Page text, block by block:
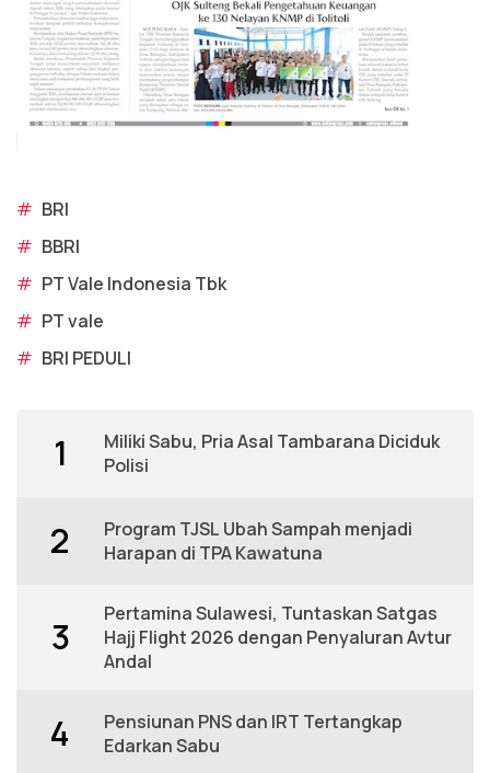
# BRI
# BBRI
# PT Vale Indonesia Tbk
# PT vale
# BRI PEDULI
1
Miliki Sabu, Pria Asal Tambarana Diciduk
Polisi
2
Program TJSL Ubah Sampah menjadi
Harapan di TPA Kawatuna
3
Pertamina Sulawesi, Tuntaskan Satgas
Hajj Flight 2026 dengan Penyaluran Avtur
Andal
4
Pensiunan PNS dan IRT Tertangkap
Edarkan Sabu